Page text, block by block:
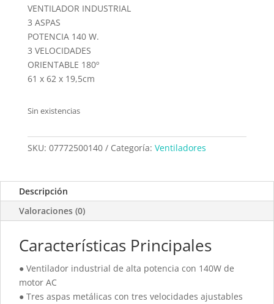
VENTILADOR INDUSTRIAL
3 ASPAS
POTENCIA 140 W.
3 VELOCIDADES
ORIENTABLE 180º
61 x 62 x 19,5cm
Sin existencias
SKU: 07772500140 Categoría: Ventiladores
Descripción
Valoraciones (0)
Características Principales
● Ventilador industrial de alta potencia con 140W de
motor AC
● Tres aspas metálicas con tres velocidades ajustables